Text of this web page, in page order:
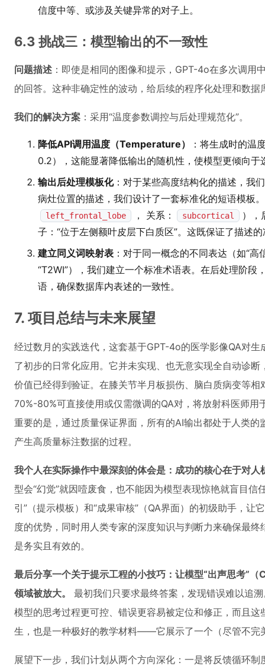
信度中等、或涉及关键异常的对子上。
6.3 挑战三：模型输出的不一致性
问题描述 ：即使是相同的图像和提示，GPT-4o在多次调用
的回答。这种非确定性的波动，给后续的程序化处理和数据
我们的解决方案 ：采用“温度参数调控与后处理规范化”。
降低API调用温度（Temperature）
：将生成时的温
0.2），这能显著降低输出的随机性，使模型更倾向
输出后处理模板化：对于某些高度结构化的描述，我
病灶位置的描述，我们设计了一套标准化的短语模板
left_frontal_lobe ， 关系： subcortical
），
子：“位于左侧额叶皮层下白质区”。这既保证了描述
建立同义词映射表 ：对于同一概念的不同表达（如“高
“T2WI”），我们建立一个标准术语表。在后处理阶段
语，确保数据库内表述的一致性。
7. 项目总结与未来展望
经过数月的实践迭代，这套基于GPT-4o的医学影像QA对
了初步的日常化应用。它并未实现、也无意实现全自动诊断
价值已经得到验证。在膝关节半月板损伤、脑白质病变等
70%-80%可直接使用或仅需微调的QA对，将放射科医师用
重要的是，通过质量保证界面，所有的AI输出都处于人类
产生高质量标注数据的过程。
我个人在实际操作中最深刻的体会是：成功的核心在于对人
型会“幻觉”就因噎废食，也不能因为模型表现惊艳就盲目
引”（提示模板）和“成果审核”（QA界面）的初级助手，让
度的优势，同时用人类专家的深度知识与判断力来确保最
是务实且有效的。
最后分享一个关于提示工程的小技巧：让模型“出声思考”
领域被放大。
最初我们只要求最终答案，发现错误难以追
模型的思考过程更可控、错误更容易被定位和修正，而且
生，也是一种极好的教学材料——它展示了一个（尽管不完
展望下一步，我们计划从两个方向深化：一是将反馈循环